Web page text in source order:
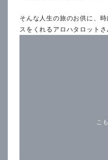
そんな人生の旅のお供に、
スをくれるアロハタロットさ